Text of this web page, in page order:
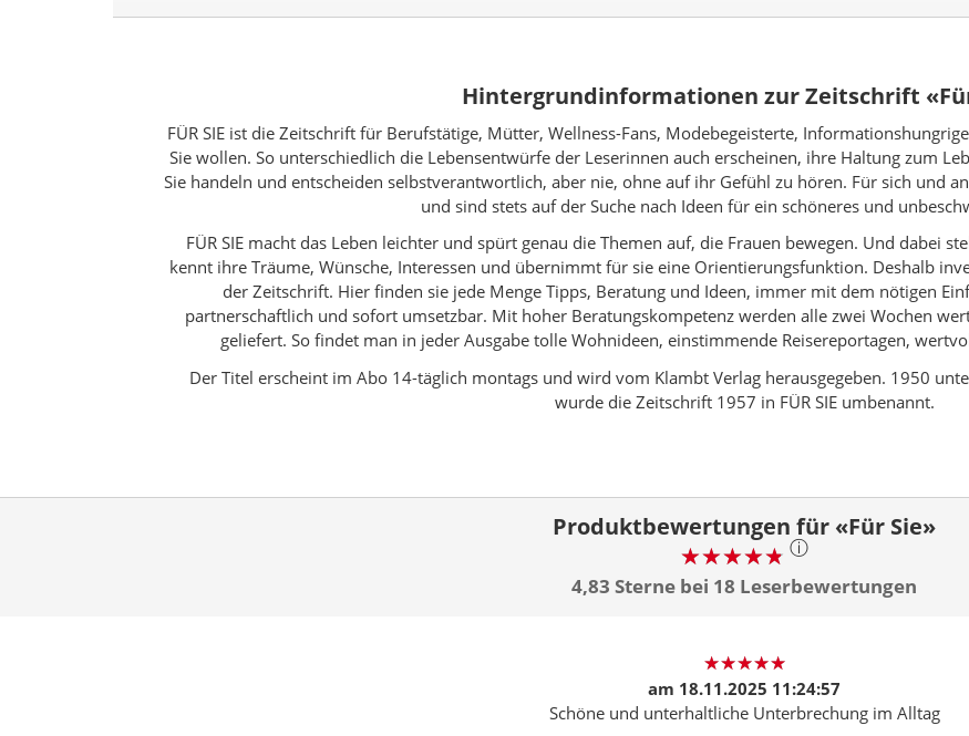
Hintergrundinformationen zur Zeitschrift
FÜR SIE ist die Zeitschrift für Berufstätige, Mütter, Wellness-Fans, Modebegeisterte,
Sie wollen. So unterschiedlich die Lebensentwürfe der Leserinnen auch erscheinen, ihre Haltung zum
Sie handeln und entscheiden selbstverantwortlich, aber nie, ohne auf ihr Gefühl zu hören. Für sich und
und sind stets auf der Suche nach Ideen für ein schöneres und
FÜR SIE macht das Leben leichter und spürt genau die Themen auf, die Frauen bewegen. Und dabei
kennt ihre Träume, Wünsche, Interessen und übernimmt für sie eine Orientierungsfunktion. Deshalb
der Zeitschrift. Hier finden sie jede Menge Tipps, Beratung und Ideen, immer mit dem nötigen
partnerschaftlich und sofort umsetzbar. Mit hoher Beratungskompetenz werden alle zwei Wochen
geliefert. So findet man in jeder Ausgabe tolle Wohnideen, einstimmende Reisereportagen,
Der Titel erscheint im Abo 14-täglich montags und wird vom Klambt Verlag herausgegeben. 1950
wurde die Zeitschrift 1957 in FÜR SIE umbenannt.
Produktbewertungen für «Für Sie»
ⓘ
4,83 Sterne bei 18 Leserbewertungen
am 18.11.2025 11:24:57
Schöne und unterhaltliche Unterbrechung im Alltag